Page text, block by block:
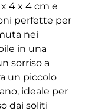
4 x 4 cm e
perfette per
nei
in una
sorriso a
un piccolo
ideale per
dai soliti